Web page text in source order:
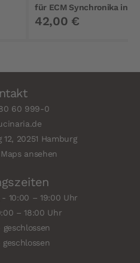
für ECM Synchronika in
Schwarz
42,00 €
60 999-0
20251 Hamburg
ansehen
10:00 – 19:00 Uhr
– 18:00 Uhr